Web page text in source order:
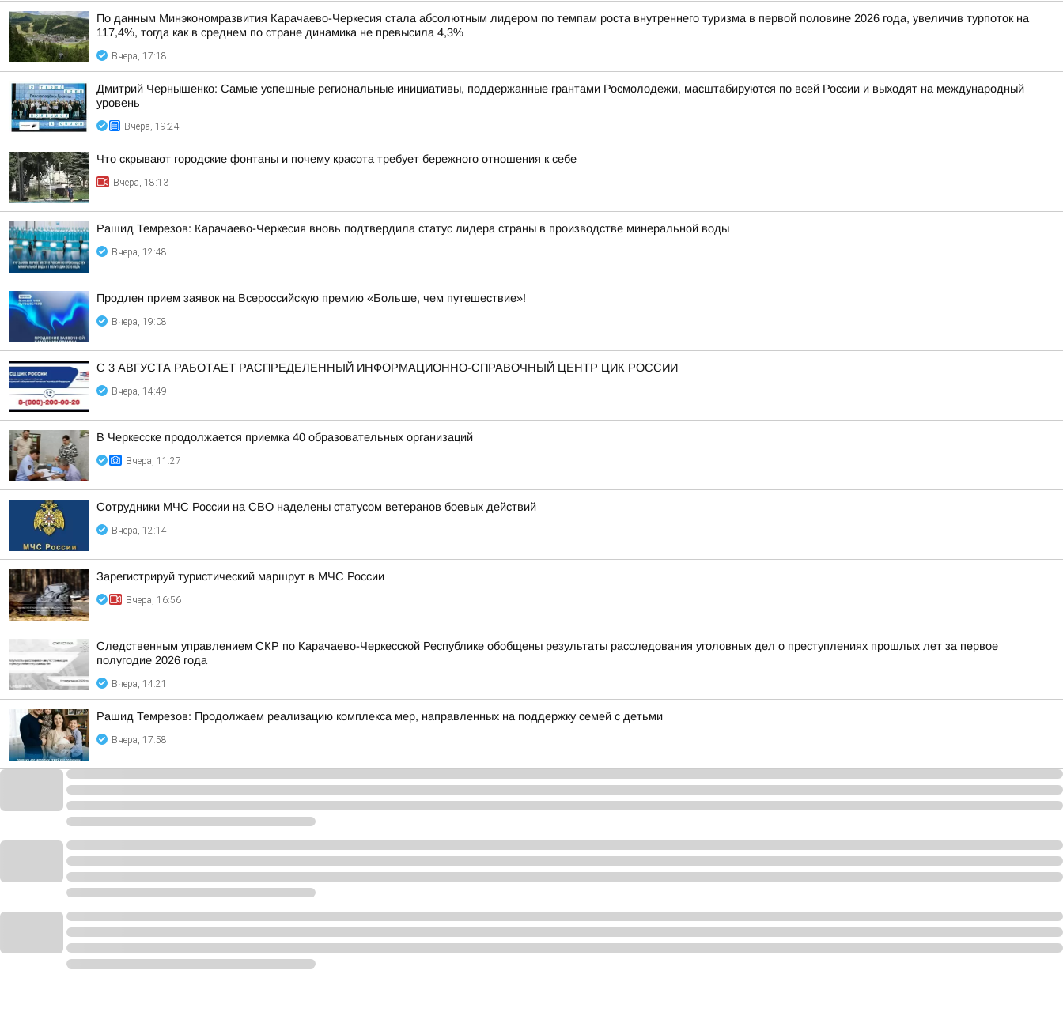
По данным Минэкономразвития Карачаево-Черкесия стала абсолютным лидером по темпам роста внутреннего туризма в первой половине 2026 года, увеличив турпоток на
117,4%, тогда как в среднем по стране динамика не превысила 4,3%
Вчера, 17:18
Дмитрий Чернышенко: Самые успешные региональные инициативы, поддержанные грантами Росмолодежи, масштабируются по всей России и выходят на международный
уровень
Вчера, 19:24
Что скрывают городские фонтаны и почему красота требует бережного отношения к себе
Вчера, 18:13
Рашид Темрезов: Карачаево-Черкесия вновь подтвердила статус лидера страны в производстве минеральной воды
Вчера, 12:48
Продлен прием заявок на Всероссийскую премию «Больше, чем путешествие»!
Вчера, 19:08
С 3 АВГУСТА РАБОТАЕТ РАСПРЕДЕЛЕННЫЙ ИНФОРМАЦИОННО-СПРАВОЧНЫЙ ЦЕНТР ЦИК РОССИИ
Вчера, 14:49
В Черкесске продолжается приемка 40 образовательных организаций
Вчера, 11:27
Сотрудники МЧС России на СВО наделены статусом ветеранов боевых действий
Вчера, 12:14
Зарегистрируй туристический маршрут в МЧС России
Вчера, 16:56
Следственным управлением СКР по Карачаево-Черкесской Республике обобщены результаты расследования уголовных дел о преступлениях прошлых лет за первое
полугодие 2026 года
Вчера, 14:21
Рашид Темрезов: Продолжаем реализацию комплекса мер, направленных на поддержку семей с детьми
Вчера, 17:58